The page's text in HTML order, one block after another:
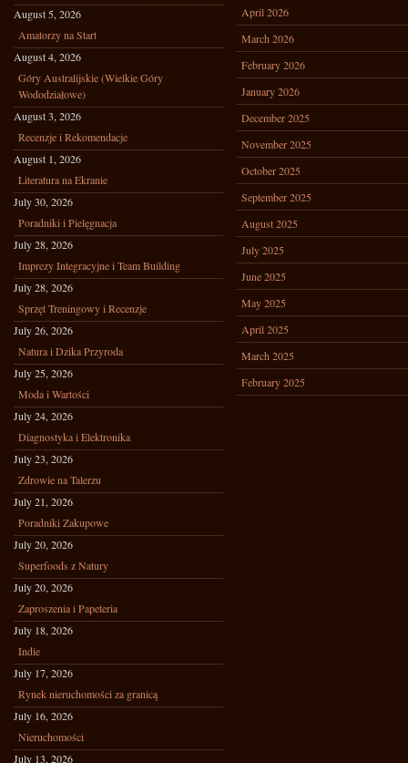
August 5, 2026
Amatorzy na Start
August 4, 2026
Góry Australijskie (Wielkie Góry
Wododziałowe)
August 3, 2026
Recenzje i Rekomendacje
August 1, 2026
Literatura na Ekranie
July 30, 2026
Poradniki i Pielęgnacja
July 28, 2026
Imprezy Integracyjne i Team Building
July 28, 2026
Sprzęt Treningowy i Recenzje
July 26, 2026
Natura i Dzika Przyroda
July 25, 2026
Moda i Wartości
July 24, 2026
Diagnostyka i Elektronika
July 23, 2026
Zdrowie na Talerzu
July 21, 2026
Poradniki Zakupowe
July 20, 2026
Superfoods z Natury
July 20, 2026
Zaproszenia i Papeteria
July 18, 2026
Indie
July 17, 2026
Rynek nieruchomości za granicą
July 16, 2026
Nieruchomości
July 13, 2026
April 2026
March 2026
February 2026
January 2026
December 2025
November 2025
October 2025
September 2025
August 2025
July 2025
June 2025
May 2025
April 2025
March 2025
February 2025